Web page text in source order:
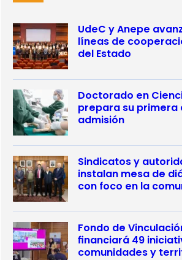
UdeC y Anepe
líneas de
del Estado
Doctorado en
prepara su
admisión
Sindicatos y
instalan mesa de
con foco en la
Fondo de
financiará 49
comunidades y